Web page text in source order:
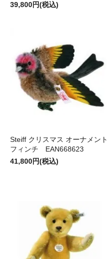
39,800円(税込)
Steiff クリスマス オーナメント
フィンチ EAN668623
41,800円(税込)